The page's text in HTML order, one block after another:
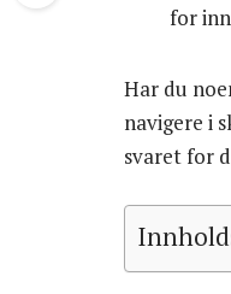
for
Har du
navigere i
svaret for